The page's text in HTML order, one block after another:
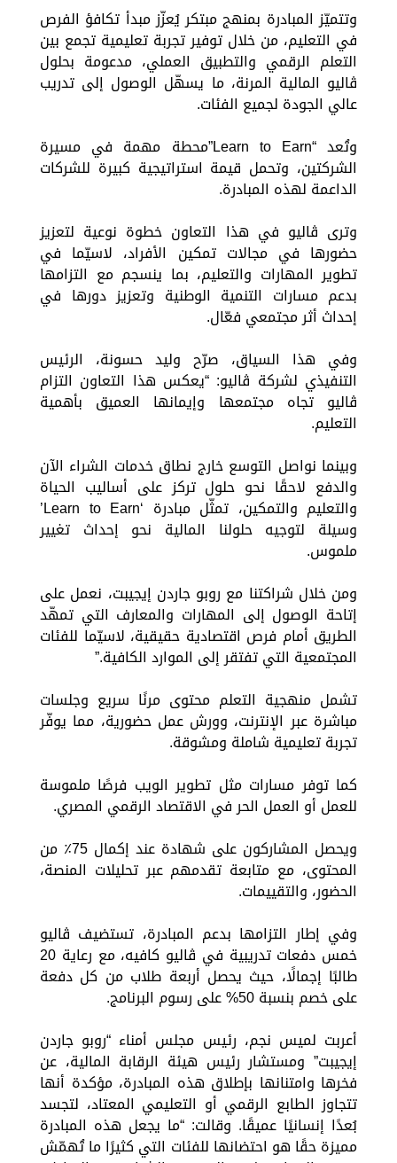
وتتميّز المبادرة بمنهج مبتكر يُعزّز مبدأ تكافؤ الفرص
في التعليم، من خلال توفير تجربة تعليمية تجمع بين
التعلم الرقمي والتطبيق العملي، مدعومة بحلول
ڤاليو المالية المرنة، ما يسهّل الوصول إلى تدريب
عالي الجودة لجميع الفئات.
وتُعد “Learn to Earn”محطة مهمة في مسيرة
الشركتين، وتحمل قيمة استراتيجية كبيرة للشركات
الداعمة لهذه المبادرة.
وترى ڤاليو في هذا التعاون خطوة نوعية لتعزيز
حضورها في مجالات تمكين الأفراد، لاسيّما في
تطوير المهارات والتعليم، بما ينسجم مع التزامها
بدعم مسارات التنمية الوطنية وتعزيز دورها في
إحداث أثر مجتمعي فعّال.
وفي هذا السياق، صرّح وليد حسونة، الرئيس
التنفيذي لشركة ڤاليو: “يعكس هذا التعاون التزام
ڤاليو تجاه مجتمعها وإيمانها العميق بأهمية
التعليم.
وبينما نواصل التوسع خارج نطاق خدمات الشراء الآن
والدفع لاحقًا نحو حلول تركز على أساليب الحياة
والتعليم والتمكين، تمثّل مبادرة ‘Learn to Earn’
وسيلة لتوجيه حلولنا المالية نحو إحداث تغيير
ملموس.
ومن خلال شراكتنا مع روبو جاردن إيجيبت، نعمل على
إتاحة الوصول إلى المهارات والمعارف التي تمهّد
الطريق أمام فرص اقتصادية حقيقية، لاسيّما للفئات
المجتمعية التي تفتقر إلى الموارد الكافية.”
تشمل منهجية التعلم محتوى مرنًا سريع وجلسات
مباشرة عبر الإنترنت، وورش عمل حضورية، مما يوفّر
تجربة تعليمية شاملة ومشوقة.
كما توفر مسارات مثل تطوير الويب فرصًا ملموسة
للعمل أو العمل الحر في الاقتصاد الرقمي المصري.
ويحصل المشاركون على شهادة عند إكمال 75٪ من
المحتوى، مع متابعة تقدمهم عبر تحليلات المنصة،
الحضور، والتقييمات.
وفي إطار التزامها بدعم المبادرة، تستضيف ڤاليو
خمس دفعات تدريبية في ڤاليو كافيه، مع رعاية 20
طالبًا إجمالًا، حيث يحصل أربعة طلاب من كل دفعة
على خصم بنسبة 50% على رسوم البرنامج.
أعربت لميس نجم، رئيس مجلس أمناء “روبو جاردن
إيجيبت” ومستشار رئيس هيئة الرقابة المالية، عن
فخرها وامتنانها بإطلاق هذه المبادرة، مؤكدة أنها
تتجاوز الطابع الرقمي أو التعليمي المعتاد، لتجسد
بُعدًا إنسانيًا عميقًا. وقالت: “ما يجعل هذه المبادرة
مميزة حقًا هو احتضانها للفئات التي كثيرًا ما تُهمّش